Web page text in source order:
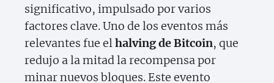
significativo, impulsado por varios
factores clave. Uno de los eventos más
relevantes fue elhalving de Bitcoin, que
redujo a la mitad la recompensa por
minar nuevos bloques. Este evento